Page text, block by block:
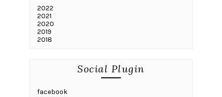
2022
2021
2020
2019
2018
Social Plugin
facebook